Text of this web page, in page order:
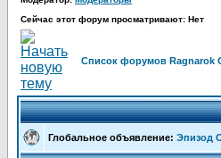
Сейчас этот форум просматривают: Нет
Список форумов Ragnarok
Глобальное объявление: Эпизод